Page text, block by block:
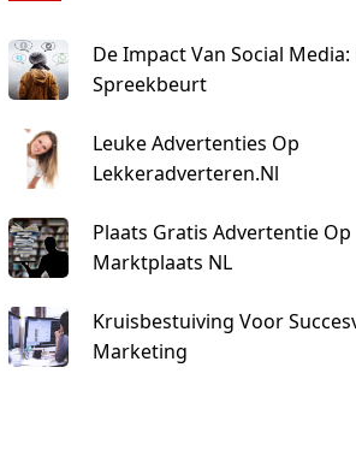
De Impact Van Social Media:
Spreekbeurt
Leuke Advertenties Op
Lekkeradverteren.nl
Plaats Gratis Advertentie Op
Marktplaats NL
Kruisbestuiving Voor
Marketing